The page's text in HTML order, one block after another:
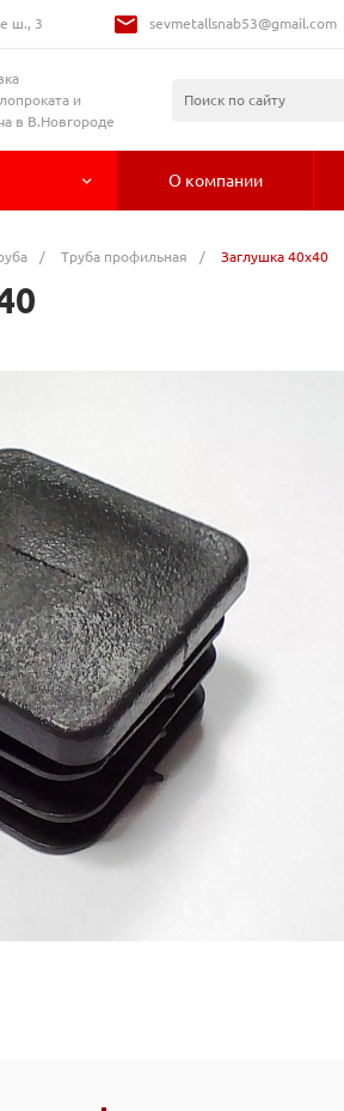
ш., 3 sevmetallsnab53@gmail.com
и
в В.Новгороде
О компании
/ Труба профильная / Заглушка 40х40